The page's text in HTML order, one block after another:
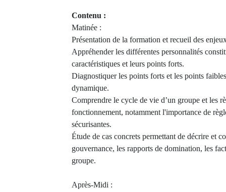
Contenu :
Matinée :
Présentation de la formation et recueil des
Appréhender les différentes personnalités
caractéristiques et leurs points forts.
Diagnostiquer les points forts et les points
dynamique.
Comprendre le cycle de vie d’un groupe et les
fonctionnement, notamment l'importance de
sécurisantes.
Étude de cas concrets permettant de décrire et
gouvernance, les rapports de domination, les
groupe.
Après-Midi :